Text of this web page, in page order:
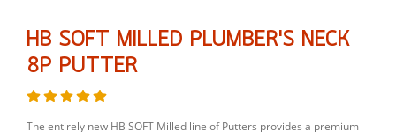
HB SOFT MILLED PLUMBER'S NECK
8P PUTTER
The entirely new HB SOFT Milled line of Putters provides a premium